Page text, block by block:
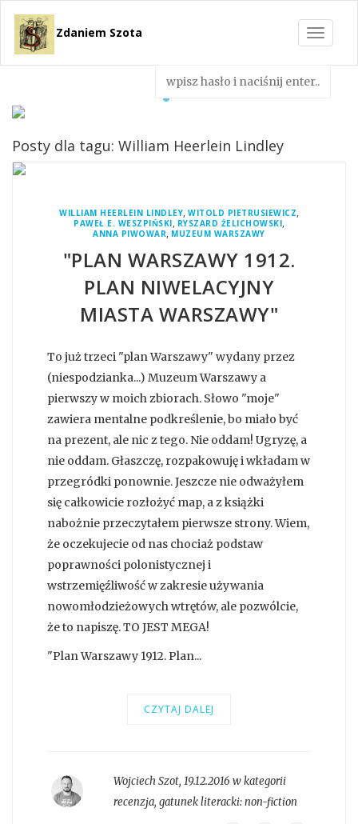
Toggle
Zdaniem Szota
Posty dla tagu: William Heerlein Lindley
WILLIAM HEERLEIN LINDLEY, WITOLD PIETRUSIEWICZ,
PAWEŁ E. WESZPIŃSKI, RYSZARD ŻELICHOWSKI,
ANNA PIWOWAR, MUZEUM WARSZAWY
"PLAN WARSZAWY 1912.
PLAN NIWELACYJNY
MIASTA WARSZAWY"
To już trzeci "plan Warszawy" wydany przez
(niespodzianka...) Muzeum Warszawy a
pierwszy w moich zbiorach. Słowo "moje"
zawiera mentalne podkreślenie, bo miało być
na prezent, ale nic z tego. Nie oddam! Ugryzę, a
nie oddam. Głaszczę, rozpakowuję i wkładam w
przegródki ponownie. Jeszcze nie odważyłem
się całkowicie rozłożyć map, a z książki
nabożnie przeczytałem pierwsze strony. Wiem,
że oczekujecie od nas chociaż podstaw
poprawności polonistycznej i
wstrzemięźliwość w zakresie używania
nowomłodzieżowych wtrętów, ale pozwólcie,
że to napiszę. TO JEST MEGA!
"Plan Warszawy 1912. Plan...
CZYTAJ DALEJ
Wojciech Szot, 19.12.2016 w kategorii
recenzja, gatunek literacki:non-fiction